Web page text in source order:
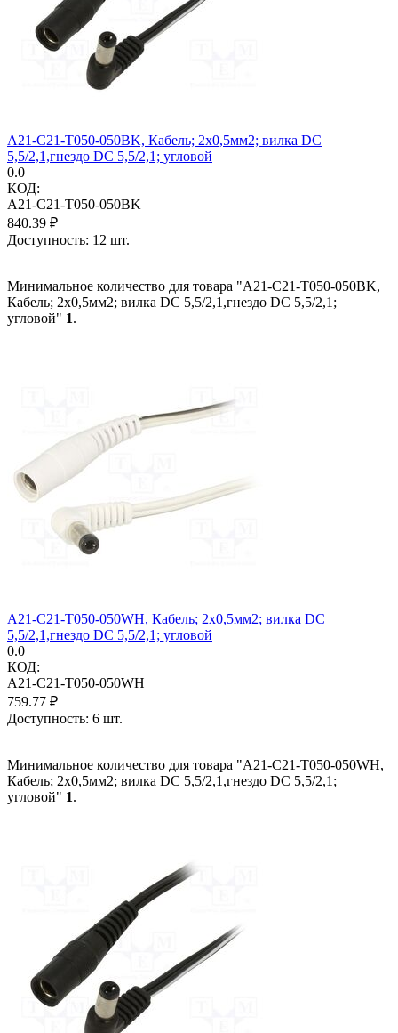
A21-C21-T050-050BK, Кабель; 2x0,5мм2; вилка DC
5,5/2,1,гнездо DC 5,5/2,1; угловой
0.0
КОД:
A21-C21-T050-050BK
840.39 ₽
Доступность: 12 шт.
Минимальное количество для товара "A21-C21-T050-050BK,
Кабель; 2x0,5мм2; вилка DC 5,5/2,1,гнездо DC 5,5/2,1;
угловой" 1.
A21-C21-T050-050WH, Кабель; 2x0,5мм2; вилка DC
5,5/2,1,гнездо DC 5,5/2,1; угловой
0.0
КОД:
A21-C21-T050-050WH
759.77 ₽
Доступность: 6 шт.
Минимальное количество для товара "A21-C21-T050-050WH,
Кабель; 2x0,5мм2; вилка DC 5,5/2,1,гнездо DC 5,5/2,1;
угловой" 1.